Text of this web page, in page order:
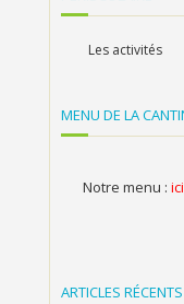
Les activités
MENU DE LA
Notre menu : ici
ARTICLES RÉCENTS